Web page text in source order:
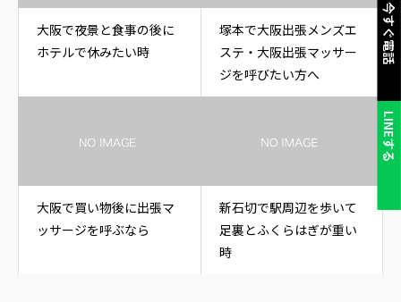
今すぐ電話
LINEする
大阪で夜景と食事の後に
ホテルで休みたい時
塚本で大阪出張メンズエ
ステ・大阪出張マッサー
ジを呼びたい方へ
大阪で買い物後に出張マ
ッサージを呼ぶなら
新石切で駅周辺を歩いて
足裏とふくらはぎが重い
時